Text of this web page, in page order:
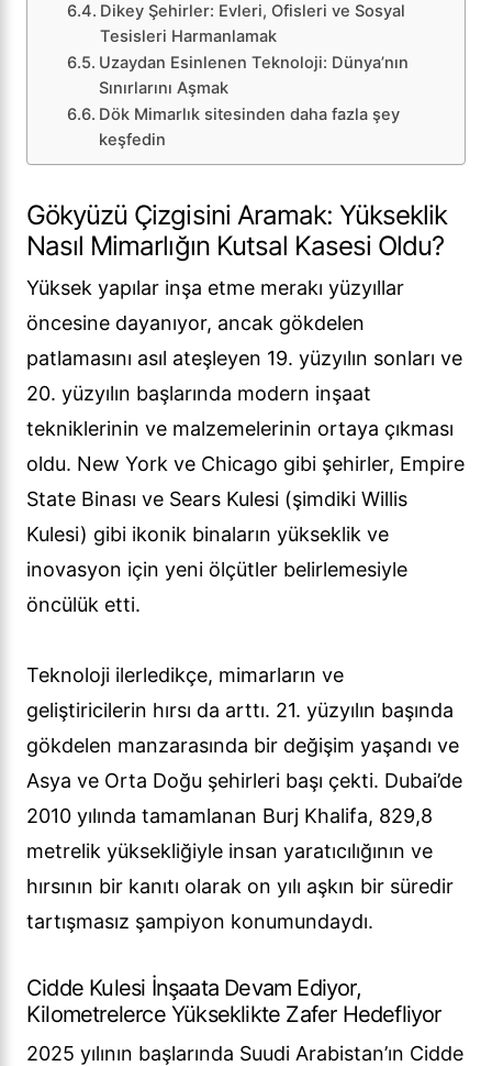
Dikey Şehirler: Evleri, Ofisleri ve Sosyal
Tesisleri Harmanlamak
Uzaydan Esinlenen Teknoloji: Dünya’nın
Sınırlarını Aşmak
Dök Mimarlık sitesinden daha fazla şey
keşfedin
Gökyüzü Çizgisini Aramak: Yükseklik
Nasıl Mimarlığın Kutsal Kasesi Oldu?
Yüksek yapılar inşa etme merakı yüzyıllar
öncesine dayanıyor, ancak gökdelen
patlamasını asıl ateşleyen 19. yüzyılın sonları ve
20. yüzyılın başlarında modern inşaat
tekniklerinin ve malzemelerinin ortaya çıkması
oldu. New York ve Chicago gibi şehirler, Empire
State Binası ve Sears Kulesi (şimdiki Willis
Kulesi) gibi ikonik binaların yükseklik ve
inovasyon için yeni ölçütler belirlemesiyle
öncülük etti.
Teknoloji ilerledikçe, mimarların ve
geliştiricilerin hırsı da arttı. 21. yüzyılın başında
gökdelen manzarasında bir değişim yaşandı ve
Asya ve Orta Doğu şehirleri başı çekti. Dubai’de
2010 yılında tamamlanan Burj Khalifa, 829,8
metrelik yüksekliğiyle insan yaratıcılığının ve
hırsının bir kanıtı olarak on yılı aşkın bir süredir
tartışmasız şampiyon konumundaydı.
Cidde Kulesi İnşaata Devam Ediyor,
Kilometrelerce Yükseklikte Zafer Hedefliyor
2025 yılının başlarında Suudi Arabistan’ın Cidde